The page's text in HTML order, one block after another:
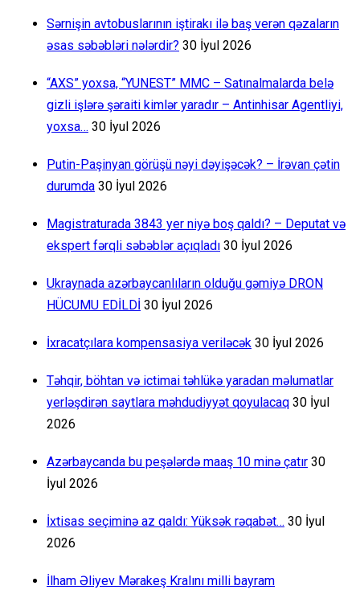
Sərnişin avtobuslarının iştirakı ilə baş verən qəzaların
əsas səbəbləri nələrdir? 30 İyul 2026
“AXS” yoxsa, “YUNEST” MMC – Satınalmalarda belə
gizli işlərə şəraiti kimlər yaradır – Antinhisar Agentliyi,
yoxsa… 30 İyul 2026
Putin-Paşinyan görüşü nəyi dəyişəcək? – İrəvan çətin
durumda 30 İyul 2026
Magistraturada 3843 yer niyə boş qaldı? – Deputat və
ekspert fərqli səbəblər açıqladı 30 İyul 2026
Ukraynada azərbaycanlıların olduğu gəmiyə DRON
HÜCUMU EDİLDİ 30 İyul 2026
İxracatçılara kompensasiya veriləcək 30 İyul 2026
Təhqir, böhtan və ictimai təhlükə yaradan məlumatlar
yerləşdirən saytlara məhdudiyyət qoyulacaq 30 İyul
2026
Azərbaycanda bu peşələrdə maaş 10 minə çatır 30
İyul 2026
İxtisas seçiminə az qaldı: Yüksək rəqabət… 30 İyul
2026
İlham Əliyev Mərakeş Kralını milli bayram